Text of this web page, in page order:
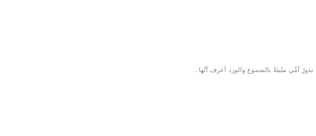
أمِّي مليئةً بالشموع والورد أعرف أنّها...